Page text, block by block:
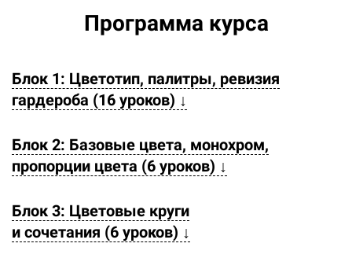
Программа курса
Блок 1: Цветотип, палитры, ревизия
гардероба (16 уроков) ↓
Блок 2: Базовые цвета, монохром,
пропорции цвета (6 уроков) ↓
Блок 3: Цветовые круги
и сочетания (6 уроков) ↓